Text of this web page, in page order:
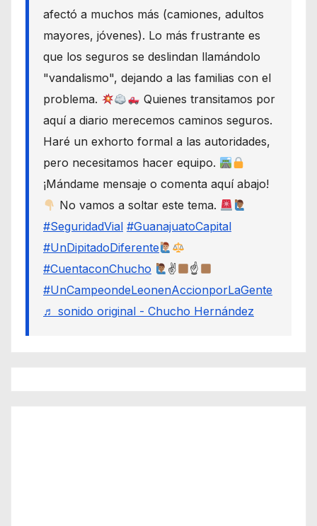
afectó a muchos más (camiones, adultos
mayores, jóvenes). Lo más frustrante es
que los seguros se deslindan llamándolo
"vandalismo", dejando a las familias con el
problema.
Quienes transitamos por
aquí a diario merecemos caminos seguros.
Haré un exhorto formal a las autoridades,
pero necesitamos hacer equipo.
¡Mándame mensaje o comenta aquí abajo!
No vamos a soltar este tema.
#SeguridadVial #GuanajuatoCapital
#UnDipitadoDiferente
#CuentaconChucho
✌
☝
#UnCampeondeLeonenAccionporLaGente
♬ sonido original - Chucho Hernández